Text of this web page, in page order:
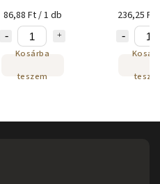
86,88 Ft / 1 db
Kosárba
teszem
236,25 Ft